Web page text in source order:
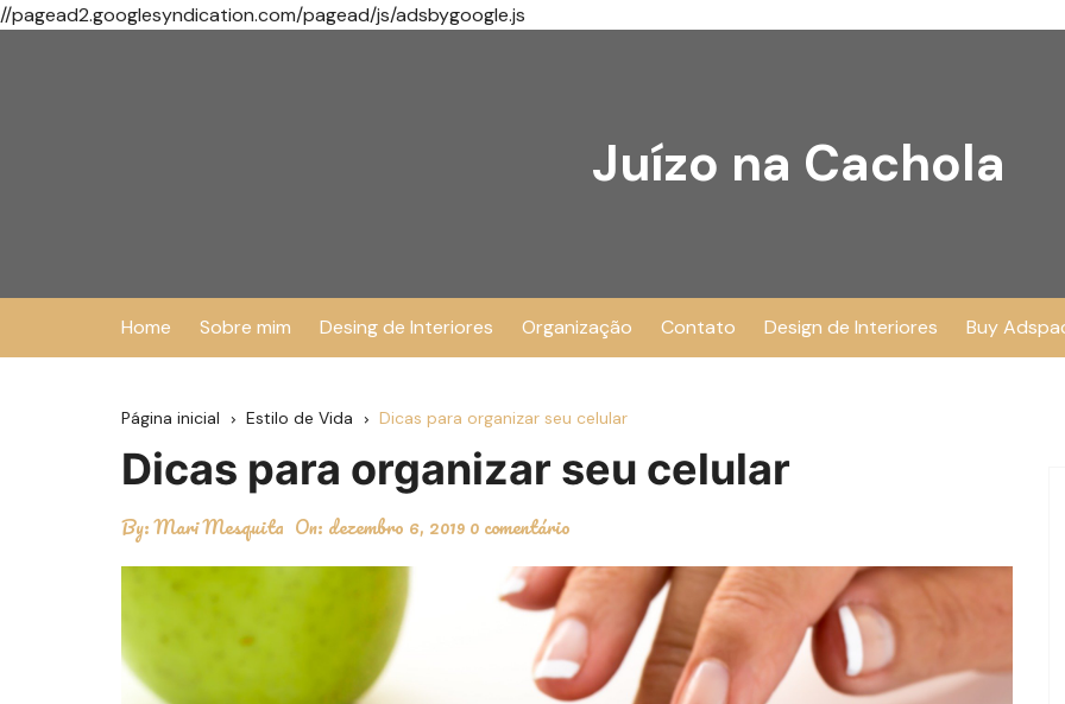
//pagead2.googlesyndication.com/pagead/js/adsbygoogle.js
Juízo na Cachola
Home Sobre mim Desing de Interiores Organização Contato Design de Interiores Buy
Página inicial Estilo de Vida Dicas para organizar seu celular
Dicas para organizar seu celular
By:Mari Mesquita On: dezembro 6, 20190 comentário